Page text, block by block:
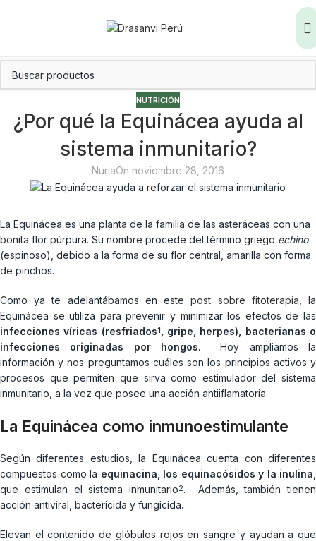
NUTRICIÓN
¿Por qué la Equinácea ayuda al
sistema inmunitario?
NuriaOn noviembre 28, 2016
La Equinácea es una planta de la familia de las asteráceas con una
bonita flor púrpura. Su nombre procede del término griego echino
(espinoso), debido a la forma de su flor central, amarilla con forma
de pinchos.
Como ya te adelantábamos en estepost sobre fitoterapia , la
Equinácea se utiliza para prevenir y minimizar los efectos de las
infecciones víricas (resfriados1
, gripe, herpes), bacterianas o
infecciones originadas por hongos. Hoy ampliamos la
información y nos preguntamos cuáles son los principios activos y
procesos que permiten que sirva como estimulador del sistema
inmunitario, a la vez que posee una acción antiiflamatoria.
La Equinácea como inmunoestimulante
Según diferentes estudios, la Equinácea cuenta con diferentes
compuestos como la equinacina, los equinacósidos y la inulina
que estimulan el sistema inmunitario2. Además, también tienen
acción antiviral, bactericida y fungicida.
Elevan el contenido de glóbulos rojos en sangre y ayudan a que